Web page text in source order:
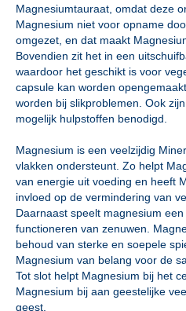
Magnesiumtauraat, omdat deze
Magnesium niet voor opname
omgezet, en dat maakt
Bovendien zit het in een
waardoor het geschikt is voor
capsule kan worden
worden bij slikproblemen. Ook
mogelijk hulpstoffen benodigd.
Magnesium is een veelzijdig
vlakken ondersteunt. Zo helpt
van energie uit voeding en heeft
invloed op de vermindering van
Daarnaast speelt magnesium
functioneren van zenuwen.
behoud van sterke en soepele
Magnesium van belang voor de
Tot slot helpt Magnesium bij het
Magnesium bij aan geestelijke
geest.